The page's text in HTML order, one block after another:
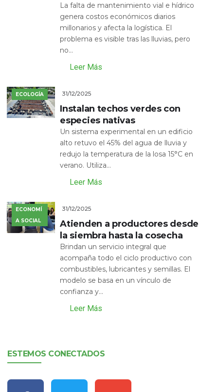
La falta de mantenimiento vial e hídrico
genera costos económicos diarios
millonarios y afecta la logística. El
problema es visible tras las lluvias, pero
no...
Leer Más
ECOLOGÍA 31/12/2025
Instalan techos verdes con
especies nativas
Un sistema experimental en un edificio
alto retuvo el 45% del agua de lluvia y
redujo la temperatura de la losa 15°C en
verano. Utiliza...
Leer Más
ECONOMÍ
A SOCIAL
31/12/2025
Atienden a productores desde
la siembra hasta la cosecha
Brindan un servicio integral que
acompaña todo el ciclo productivo con
combustibles, lubricantes y semillas. El
modelo se basa en un vínculo de
confianza y...
Leer Más
ESTEMOS CONECTADOS